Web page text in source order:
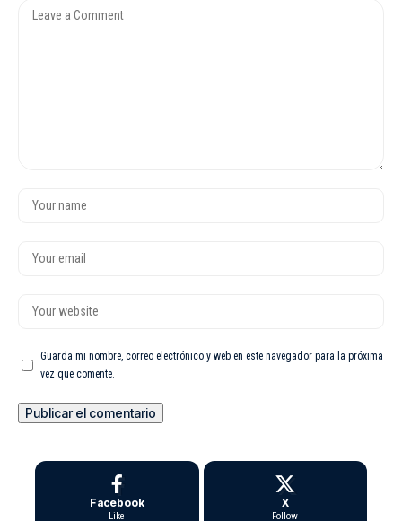
Guarda mi nombre, correo electrónico y web en este navegador para la próxima
vez que comente.
Facebook
Like
X
Follow